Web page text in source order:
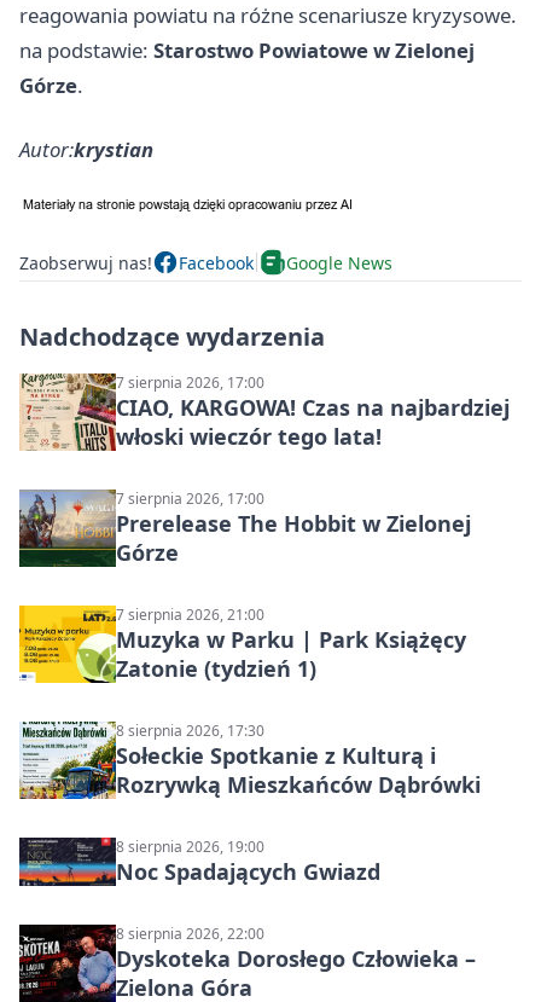
reagowania powiatu na różne scenariusze kryzysowe.
na podstawie: Starostwo Powiatowe w Zielonej
Górze.
Autor:krystian
Zaobserwuj nas! Facebook Google News
Nadchodzące wydarzenia
7 sierpnia 2026, 17:00
CIAO, KARGOWA! Czas na najbardziej
włoski wieczór tego lata!
7 sierpnia 2026, 17:00
Prerelease The Hobbit w Zielonej
Górze
7 sierpnia 2026, 21:00
Muzyka w Parku | Park Książęcy
Zatonie (tydzień 1)
8 sierpnia 2026, 17:30
Sołeckie Spotkanie z Kulturą i
Rozrywką Mieszkańców Dąbrówki
8 sierpnia 2026, 19:00
Noc Spadających Gwiazd
8 sierpnia 2026, 22:00
Dyskoteka Dorosłego Człowieka –
Zielona Góra